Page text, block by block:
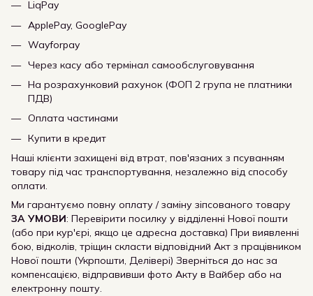
LiqPay
ApplePay, GooglePay
Wayforpay
Через касу або термінал самообслуговування
На розрахунковий рахунок (ФОП 2 група не платники
ПДВ)
Оплата частинами
Купити в кредит
Наші клієнти захищені від втрат, пов'язаних з псуванням
товару під час транспортування, незалежно від способу
оплати.
Ми гарантуємо повну оплату / заміну зіпсованого товару
ЗА УМОВИ: Перевірити посилку у відділенні Нової пошти
(або при кур'єрі, якщо це адресна доставка) При виявленні
бою, відколів, тріщин скласти відповідний Акт з працівником
Нової пошти (Укрпошти, Делівері) Зверніться до нас за
компенсацією, відправивши фото Акту в Вайбер або на
електронну пошту.